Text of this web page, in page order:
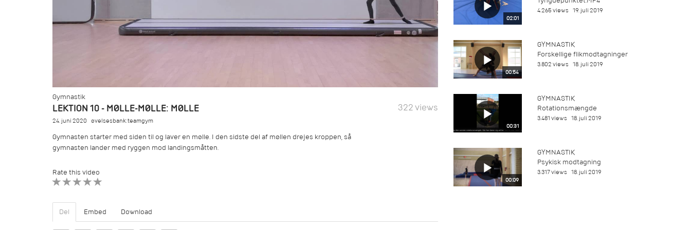
Gymnastik
LEKTION 10 - MØLLE-MØLLE: MØLLE 322 views
24. juni 2020 øvelsesbank:teamgym
Gymnasten starter med siden til og laver en mølle. I den sidste del af møllen drejes kroppen, så
gymnasten lander med ryggen mod landingsmåtten.
Rate this video
Del Embed Download
02:01
4.265 views 19. juli 2019
00:54
GYMNASTIK
Forskellige flikmodtagninger
3.802 views 18. juli 2019
00:31
GYMNASTIK
Rotationsmængde
3.481 views 18. juli 2019
00:09
GYMNASTIK
Psykisk modtagning
3.317 views 18. juli 2019